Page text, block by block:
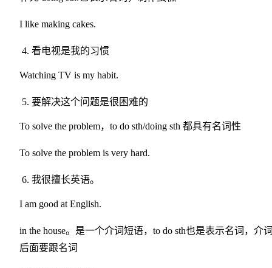
I like making cakes.
看电视是我的习惯
Watching TV is my habit.
要解决这个问题是很困难的
To solve the problem，to do sth/doing sth 都具有名词性
To solve the problem is very hard.
我很擅长英语。
I am good at English.
in the house。是一个介词短语，to do sth也是表示名词，介
后面要跟名词